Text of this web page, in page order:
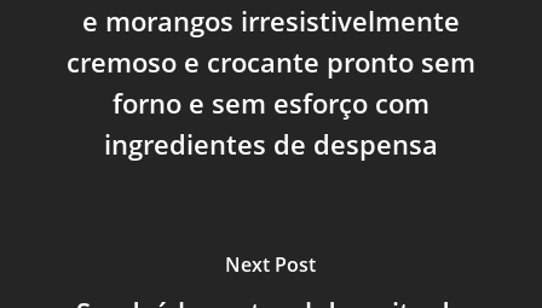
e morangos irresistivelmente
cremoso e crocante pronto sem
forno e sem esforço com
ingredientes de despensa
Next Post